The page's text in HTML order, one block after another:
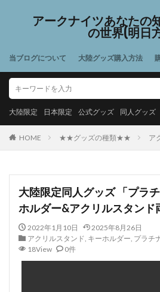
アークナイツあなたの
の世界(明日
当ブログについて 大陸グッズ購入方法
大陸限定 日本限定 公式グッズ 同人グッズ
HOME ★★グッズの種類★★ ア
大陸限定同人グッズ 「プラ
ホルダー&アクリルスタンド
2022年1月10日
2025年8月26日
アクリルスタンド, キーホルダー, プラチ
18View
0件